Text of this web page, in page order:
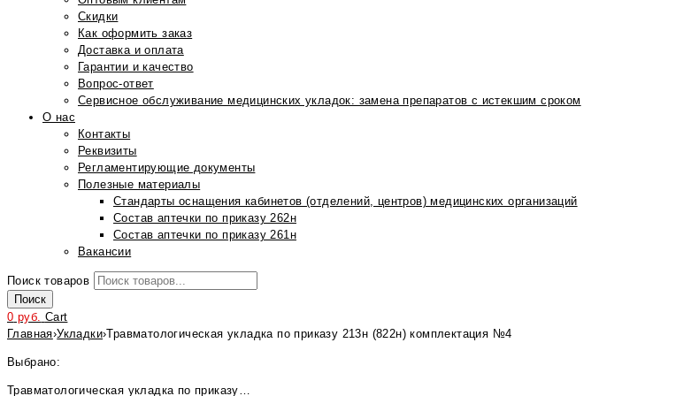
Скидки
Как оформить заказ
Доставка и оплата
Гарантии и качество
Вопрос-ответ
Сервисное обслуживание медицинских укладок: замена препаратов с истекшим сроком
О нас
Контакты
Реквизиты
Регламентирующие документы
Полезные материалы
Стандарты оснащения кабинетов (отделений, центров) медицинских организаций
Состав аптечки по приказу 262н
Состав аптечки по приказу 261н
Вакансии
Поиск товаров
Поиск
0 руб. Cart
Главная›Укладки›Травматологическая укладка по приказу 213н (822н) комплектация №4
Выбрано:
Травматологическая укладка по приказу…